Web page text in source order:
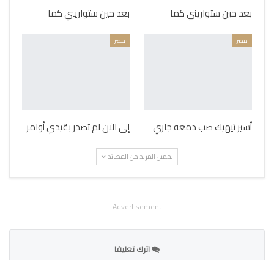
بعد حين ستواريني كما بعد حين ستواريني كما
مصر
أسير تيهيك صب دمعه جاري
مصر
إلى الآن لم تصدر بقيدي أوامر
تحميل المزيد من القصائد
- Advertisement -
اترك تعليقا